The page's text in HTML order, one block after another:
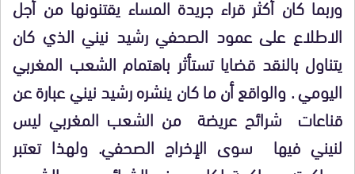
وربما كان أكثر قراء جريدة المساء يقتنونها من أجل
الاطلاع على عمود الصحفي رشيد نيني الذي كان
يتناول بالنقد قضايا تستأثر باهتمام الشعب المغربي
اليومي . والواقع أن ما كان ينشره رشيد نيني عبارة عن
قناعات شرائح عريضة من الشعب المغربي ليس
لنيني فيها
سوى الإخراج الصحفي. ولهذا تعتبر